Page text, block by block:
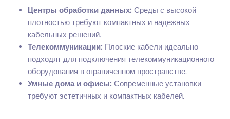
Центры обработки данных: Среды с высокой
плотностью требуют компактных и надежных
кабельных решений.
Телекоммуникации: Плоские кабели идеально
подходят для подключения телекоммуникационного
оборудования в ограниченном пространстве.
Умные дома и офисы: Современные установки
требуют эстетичных и компактных кабелей.